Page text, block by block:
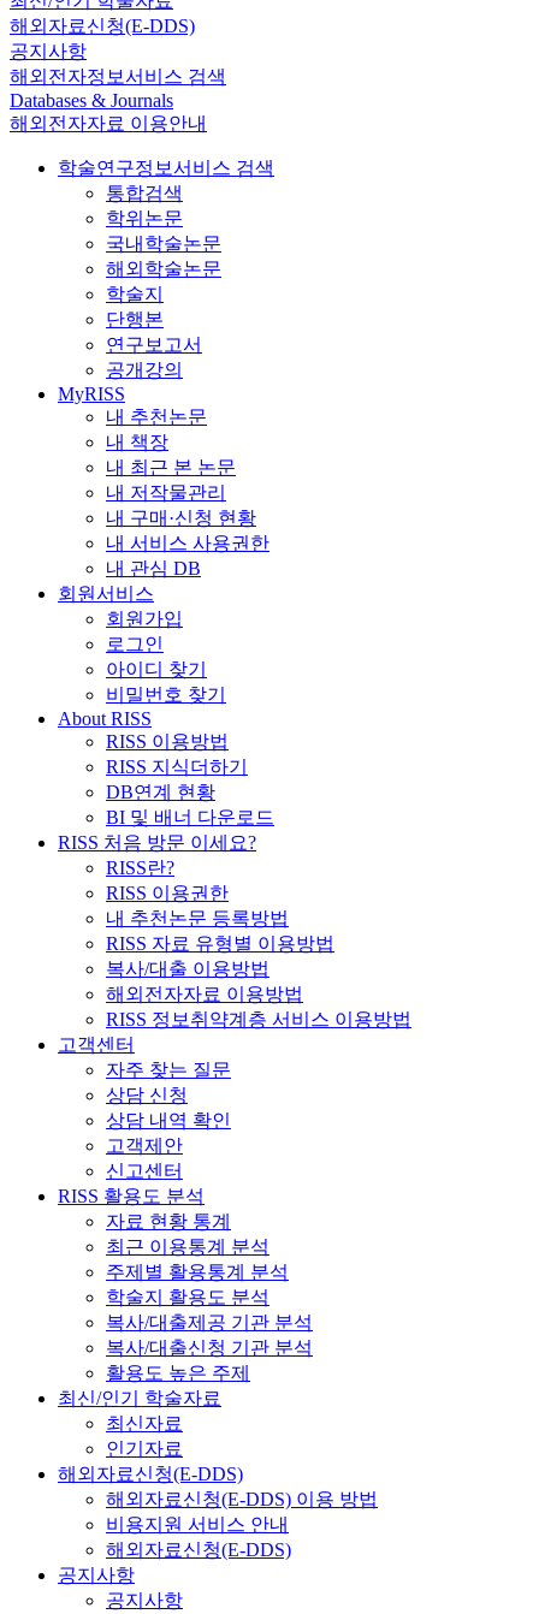
해외자료신청(E-DDS)
공지사항
해외전자정보서비스 검색
Databases & Journals
해외전자자료 이용안내
학술연구정보서비스 검색
통합검색
학위논문
국내학술논문
해외학술논문
학술지
단행본
연구보고서
공개강의
MyRISS
내 추천논문
내 책장
내 최근 본 논문
내 저작물관리
내 구매·신청 현황
내 서비스 사용권한
내 관심 DB
회원서비스
회원가입
로그인
아이디 찾기
비밀번호 찾기
About RISS
RISS 이용방법
RISS 지식더하기
DB연계 현황
BI 및 배너 다운로드
RISS 처음 방문 이세요?
RISS란?
RISS 이용권한
내 추천논문 등록방법
RISS 자료 유형별 이용방법
복사/대출 이용방법
해외전자자료 이용방법
RISS 정보취약계층 서비스 이용방법
고객센터
자주 찾는 질문
상담 신청
상담 내역 확인
고객제안
신고센터
RISS 활용도 분석
자료 현황 통계
최근 이용통계 분석
주제별 활용통계 분석
학술지 활용도 분석
복사/대출제공 기관 분석
복사/대출신청 기관 분석
활용도 높은 주제
최신/인기 학술자료
최신자료
인기자료
해외자료신청(E-DDS)
해외자료신청(E-DDS) 이용 방법
비용지원 서비스 안내
해외자료신청(E-DDS)
공지사항
공지사항